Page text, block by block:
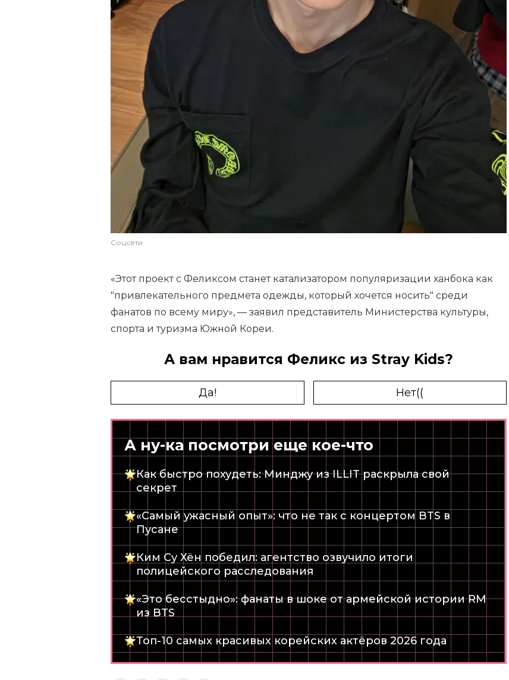
Соцсети
«Этот проект с Феликсом станет катализатором популяризации ханбока как
"привлекательного предмета одежды, который хочется носить" среди
фанатов по всему миру», — заявил представитель Министерства культуры,
спорта и туризма Южной Кореи.
А вам нравится Феликс из Stray Kids?
Да! Нет((
А ну-ка посмотри еще кое-что
Как быстро похудеть: Минджу из ILLIT раскрыла свой
секрет
«Самый ужасный опыт»: что не так с концертом BTS в
Пусане
Ким Су Хён победил: агентство озвучило итоги
полицейского расследования
«Это бесстыдно»: фанаты в шоке от армейской истории RM
из BTS
Топ-10 самых красивых корейских актёров 2026 года